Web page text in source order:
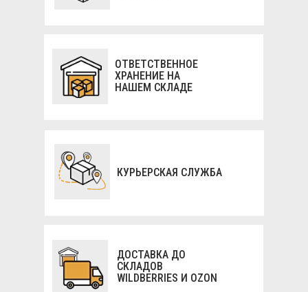
ОТВЕТСТВЕННОЕ
ХРАНЕНИЕ НА
НАШЕМ СКЛАДЕ
ДОСТАВКА ДО
СКЛАДОВ
WILDBERRIES И OZON
КУРЬЕРСКАЯ СЛУЖБА